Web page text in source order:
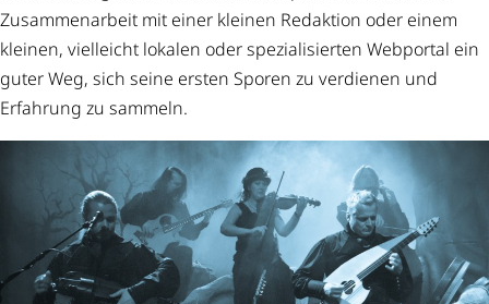
Zusammenarbeit mit einer kleinen Redaktion oder einem
kleinen, vielleicht lokalen oder spezialisierten Webportal ein
guter Weg, sich seine ersten Sporen zu verdienen und
Erfahrung zu sammeln.